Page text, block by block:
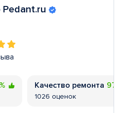
Качество ремонта
1026 оценок